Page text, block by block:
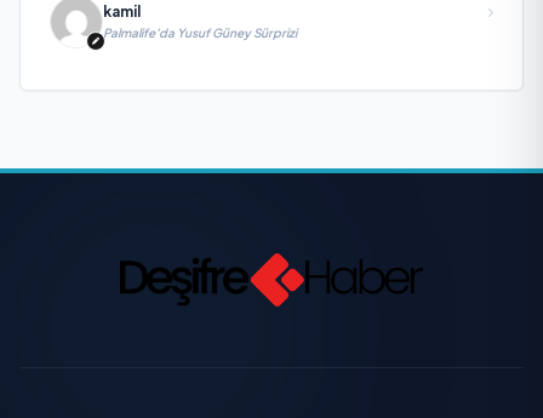
kamil
Palmalife’da Yusuf Güney Sürprizi